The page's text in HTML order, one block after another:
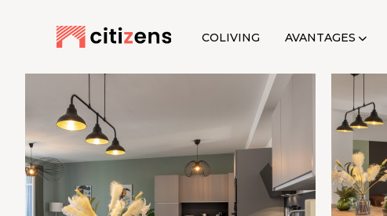
COLIVING AVANTAGES